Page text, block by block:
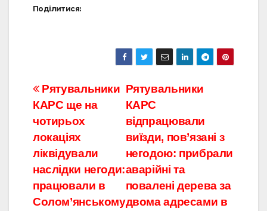
Поділитися:
Навігація
записів
Рятувальники
КАРС
відпрацювали
виїзди, пов’язані з
негодою: прибрали
аварійні та
повалені дерева за
двома адресами в
Рятувальники
КАРС ще на
чотирьох
локаціях
ліквідували
наслідки негоди:
працювали в
Солом’янському